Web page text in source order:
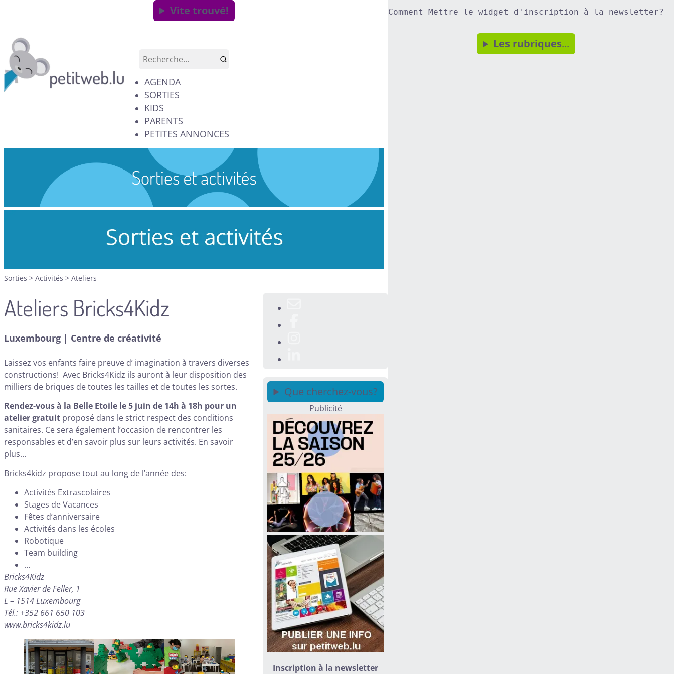
Vite trouvé!
AGENDA
SORTIES
KIDS
PARENTS
PETITES ANNONCES
Sorties > Activités > Ateliers
Ateliers Bricks4Kidz
Luxembourg | Centre de créativité
Laissez vos enfants faire preuve d’ imagination à travers diverses
constructions! Avec Bricks4Kidz ils auront à leur disposition des
milliers de briques de toutes les tailles et de toutes les sortes.
Rendez-vous à la Belle Etoile le 5 juin de 14h à 18h pour un
atelier gratuit proposé dans le strict respect des conditions
sanitaires. Ce sera également l’occasion de rencontrer les
responsables et d’en savoir plus sur leurs activités. En savoir
plus…
Bricks4kidz propose tout au long de l’année des:
Activités Extrascolaires
Stages de Vacances
Fêtes d’anniversaire
Activités dans les écoles
Robotique
Team building
…
Bricks4Kidz
Rue Xavier de Feller, 1
L – 1514 Luxembourg
Tél.: +352 661 650 103
www.bricks4kidz.lu
Que cherchez-vous?
Publicité
Inscription à la newsletter
Comment Mettre le widget d'inscription à la newsletter?
Les rubriques...